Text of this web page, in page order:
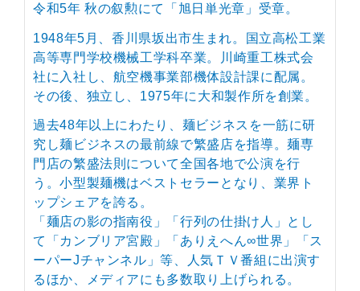
令和5年 秋の叙勲にて「旭日単光章」受章。
1948年5月、香川県坂出市生まれ。国立高松工業
高等専門学校機械工学科卒業。川崎重工株式会
社に入社し、航空機事業部機体設計課に配属。
その後、独立し、1975年に大和製作所を創業。
過去48年以上にわたり、麺ビジネスを一筋に研
究し麺ビジネスの最前線で繁盛店を指導。麺専
門店の繁盛法則について全国各地で公演を行
う。小型製麺機はベストセラーとなり、業界ト
ップシェアを誇る。
「麺店の影の指南役」「行列の仕掛け人」とし
て「カンブリア宮殿」「ありえへん∞世界」「ス
ーパーJチャンネル」等、人気ＴＶ番組に出演す
るほか、メディアにも多数取り上げられる。